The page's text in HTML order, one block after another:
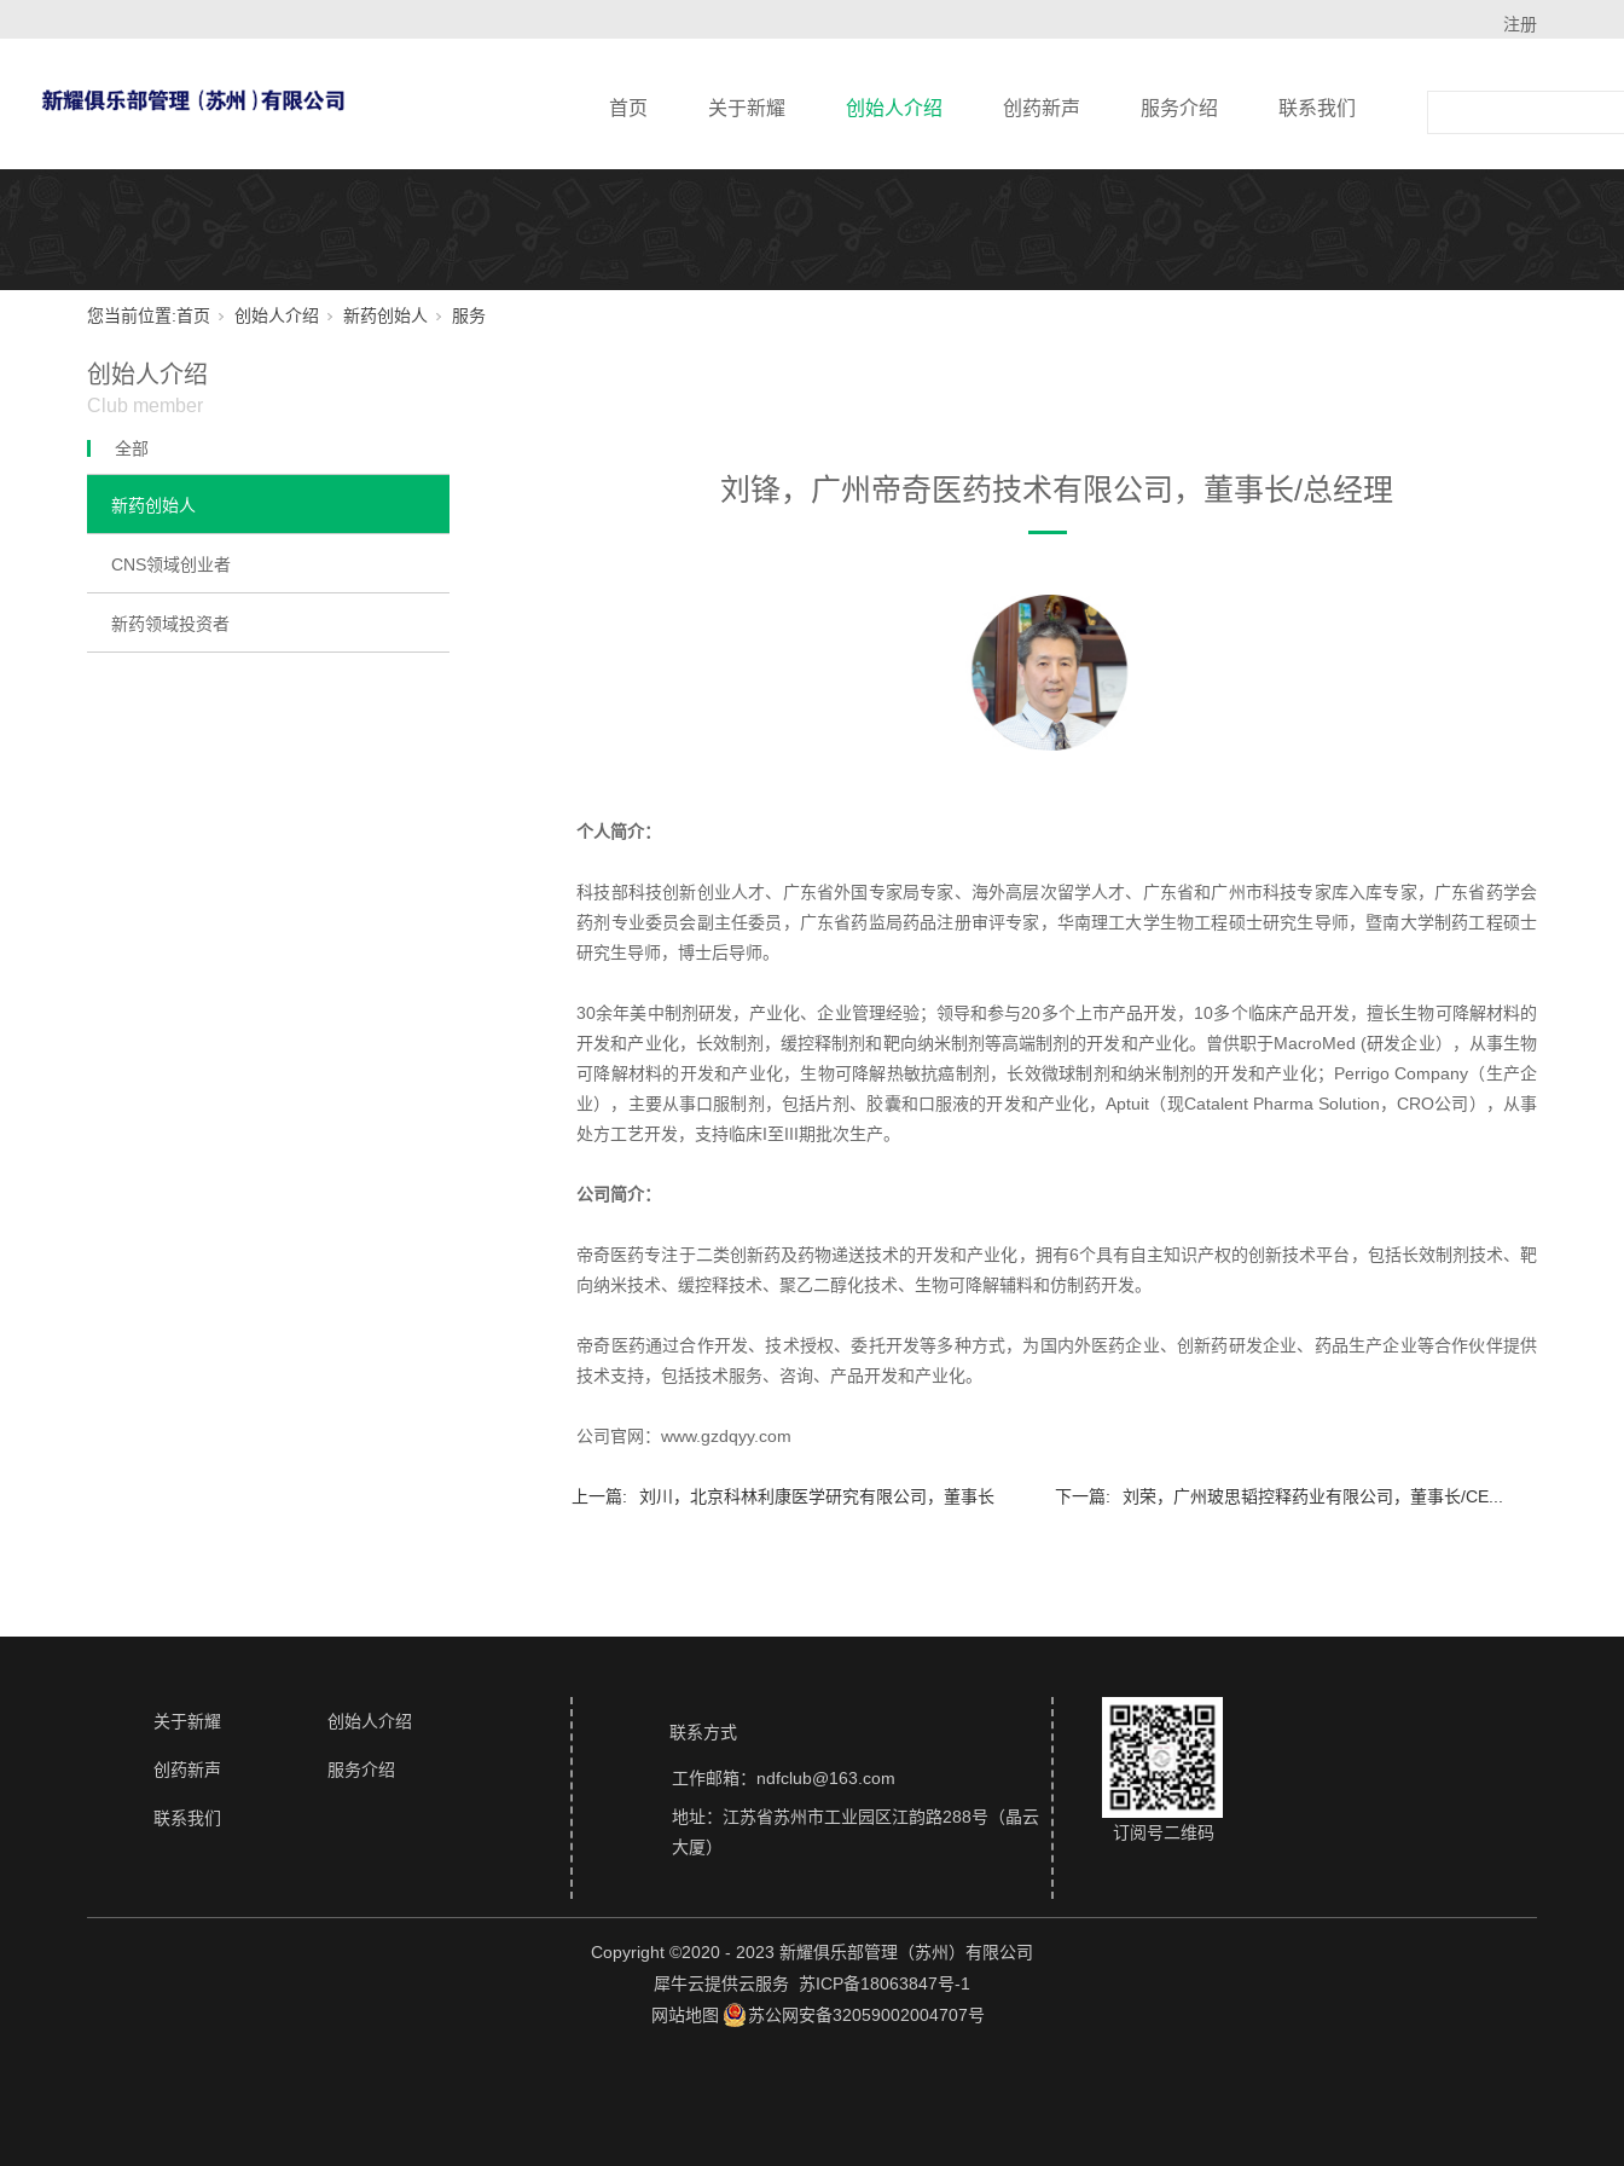
注册
首页 关于新耀 创始人介绍 创药新声 服务介绍 联系我们
您当前位置:首页 创始人介绍 新药创始人 服务
创始人介绍
Club member
刘锋，广州帝奇医药技术有限公司，董事长/总经理
个人简介：
科技部科技创新创业人才、广东省外国专家局专家、海外高层次留学人才、广东省和广州市科技专家库入库专家，广东省药学会
药剂专业委员会副主任委员，广东省药监局药品注册审评专家，华南理工大学生物工程硕士研究生导师，暨南大学制药工程硕士
研究生导师，博士后导师。
30余年美中制剂研发，产业化、企业管理经验；领导和参与20多个上市产品开发，10多个临床产品开发，擅长生物可降解材料的
开发和产业化，长效制剂，缓控释制剂和靶向纳米制剂等高端制剂的开发和产业化。曾供职于MacroMed (研发企业），从事生物
可降解材料的开发和产业化，生物可降解热敏抗癌制剂，长效微球制剂和纳米制剂的开发和产业化；Perrigo Company（生产企
业），主要从事口服制剂，包括片剂、胶囊和口服液的开发和产业化，Aptuit（现Catalent Pharma Solution，CRO公司），从事
处方工艺开发，支持临床I至III期批次生产。
公司简介：
帝奇医药专注于二类创新药及药物递送技术的开发和产业化，拥有6个具有自主知识产权的创新技术平台，包括长效制剂技术、靶
向纳米技术、缓控释技术、聚乙二醇化技术、生物可降解辅料和仿制药开发。
帝奇医药通过合作开发、技术授权、委托开发等多种方式，为国内外医药企业、创新药研发企业、药品生产企业等合作伙伴提供
技术支持，包括技术服务、咨询、产品开发和产业化。
公司官网：www.gzdqyy.com
上一篇: 刘川，北京科林利康医学研究有限公司，董事长 下一篇: 刘荣，广州玻思韬控释药业有限公司，董事长/CE...
全部
新药创始人
CNS领域创业者
新药领域投资者
关于新耀 创始人介绍
创药新声 服务介绍
联系我们
工作邮箱：ndfclub@163.com
联系方式
地址：江苏省苏州市工业园区江韵路288号（晶云
大厦）
订阅号二维码
Copyright ©2020 - 2023 新耀俱乐部管理（苏州）有限公司
犀牛云提供云服务 苏ICP备18063847号-1
网站地图
苏公网安备32059002004707号